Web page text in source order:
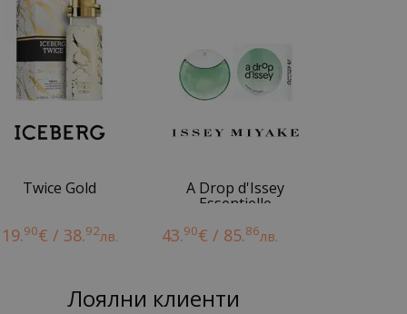
Twice Gold
19.90€ / 38.92лв.
A Drop d'Issey
Essentielle
43.90€ / 85.86лв.
Лоялни клиенти